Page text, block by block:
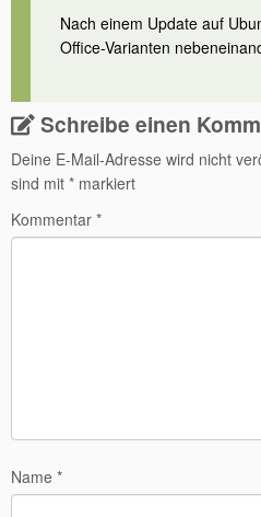
Nach einem Update auf
Office-Varianten
Schreibe einen
Deine E-Mail-Adresse wird nicht
sind mit * markiert
Kommentar *
Name *